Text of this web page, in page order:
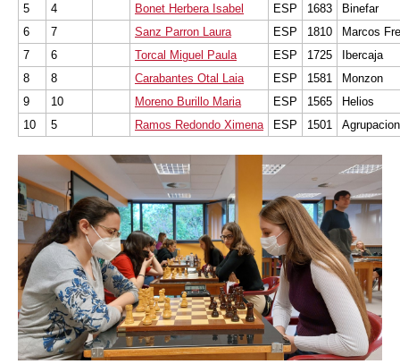
5 4 Bonet Herbera Isabel ESP 1683
Binefar
6
7 Sanz Parron Laura ESP 1810
Marcos
7
6 Torcal Miguel Paula ESP 1725
Ibercaja
8
8 Carabantes Otal Laia ESP 1581
Monzon
9
10 Moreno Burillo Maria ESP 1565
Helios
10
5 Ramos Redondo Ximena ESP 1501 Agrupacion